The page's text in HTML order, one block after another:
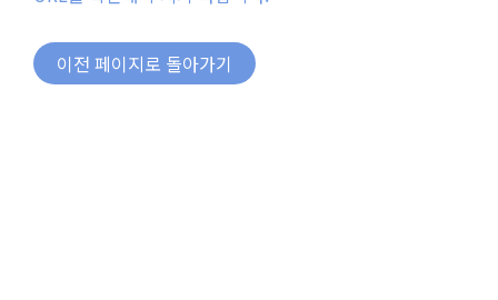
이전 페이지로 돌아가기